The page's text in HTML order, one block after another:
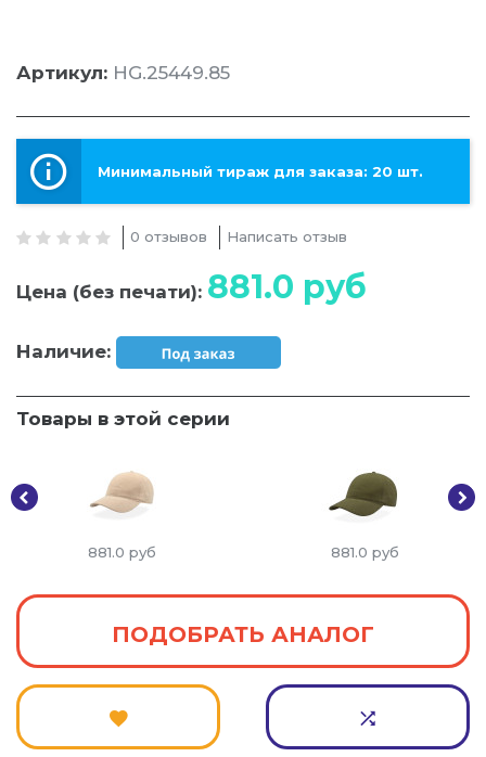
Артикул: HG.25449.85
Минимальный тираж для заказа: 20 шт.
0 отзывов Написать отзыв
Цена (без печати): 881.0 руб
Наличие:
Товары в этой серии
881.0 руб 881.0 руб
ПОДОБРАТЬ АНАЛОГ